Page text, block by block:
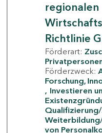
regionalen
Richtlinie
Förderart:
Förderzweck:
Forschung,
Investieren
von